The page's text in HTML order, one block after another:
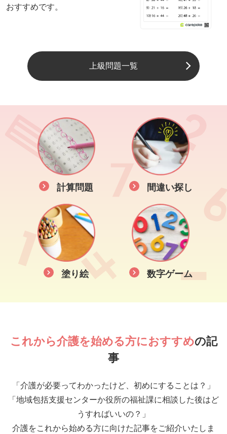
おすすめです。
上級問題一覧
計算問題 間違い探し
塗り絵 数字ゲーム
これから介護を始める方におすすめの記
事
「介護が必要ってわかったけど、初めにすることは？」
「地域包括支援センターか役所の福祉課に相談した後はど
うすればいいの？」
介護をこれから始める方に向けた記事をご紹介いたしま